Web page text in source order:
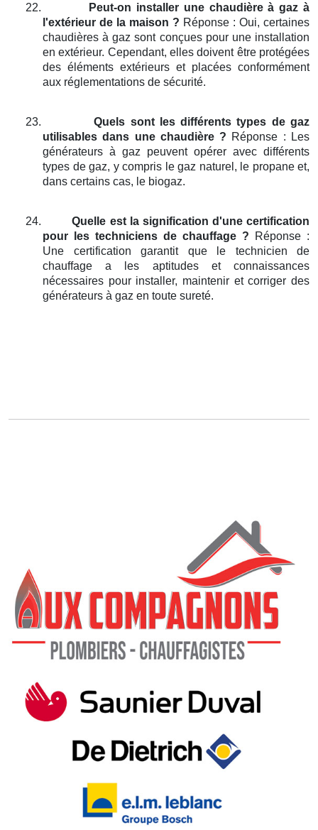
22.
Peut-on installer une chaudière à gaz à
l'extérieur de la maison ? Réponse : Oui, certaines
chaudières à gaz sont conçues pour une installation
en extérieur. Cependant, elles doivent être protégées
des éléments extérieurs et placées conformément
aux réglementations de sécurité.
23.
Quels sont les différents types de gaz
utilisables dans une chaudière ? Réponse : Les
générateurs à gaz peuvent opérer avec différents
types de gaz, y compris le gaz naturel, le propane et,
dans certains cas, le biogaz.
24.
Quelle est la signification d'une certification
pour les techniciens de chauffage ? Réponse :
Une certification garantit que le technicien de
chauffage a les aptitudes et connaissances
nécessaires pour installer, maintenir et corriger des
générateurs à gaz en toute sureté.